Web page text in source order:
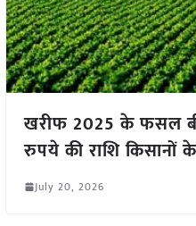
खरीफ 2025 के फसल
रुपये की राशि किसानों
July 20, 2026